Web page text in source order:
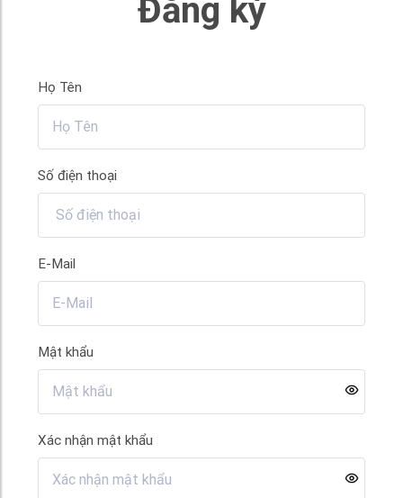
Đăng ký
Họ Tên
Số điện thoại
E-Mail
Mật khẩu
Xác nhận mật khẩu